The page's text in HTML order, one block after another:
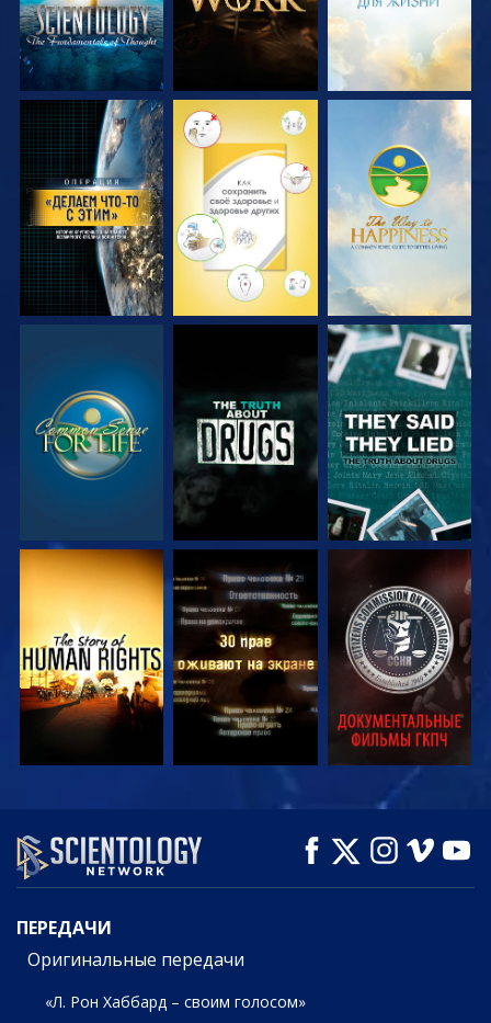
СМОТРЕТЬ СМОТРЕТЬ СМОТРЕТЬ
СМОТРЕТЬ СМОТРЕТЬ СМОТРЕТЬ
СМОТРЕТЬ СМОТРЕТЬ СМОТРЕТЬ
СМОТРЕТЬ СМОТРЕТЬ
СМОТРЕТЬ
ПЕРЕДАЧИ
ПЕРЕДАЧИ
Оригинальные передачи
«Л. Рон Хаббард – своим голосом»